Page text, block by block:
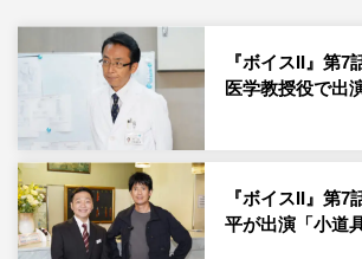
処方してもらい、その薬の力を借りて捜
そして、残りあと1回分あったはずの薬
景が歪み、意識を失ったそのあとに、
が銃で撃たれて死んでおり、透の手には
た。
透が被疑者として手配される中、樋口（
『ボイスII』第7
医学教授役で出
『ボイスII』第7
平が出演「小道